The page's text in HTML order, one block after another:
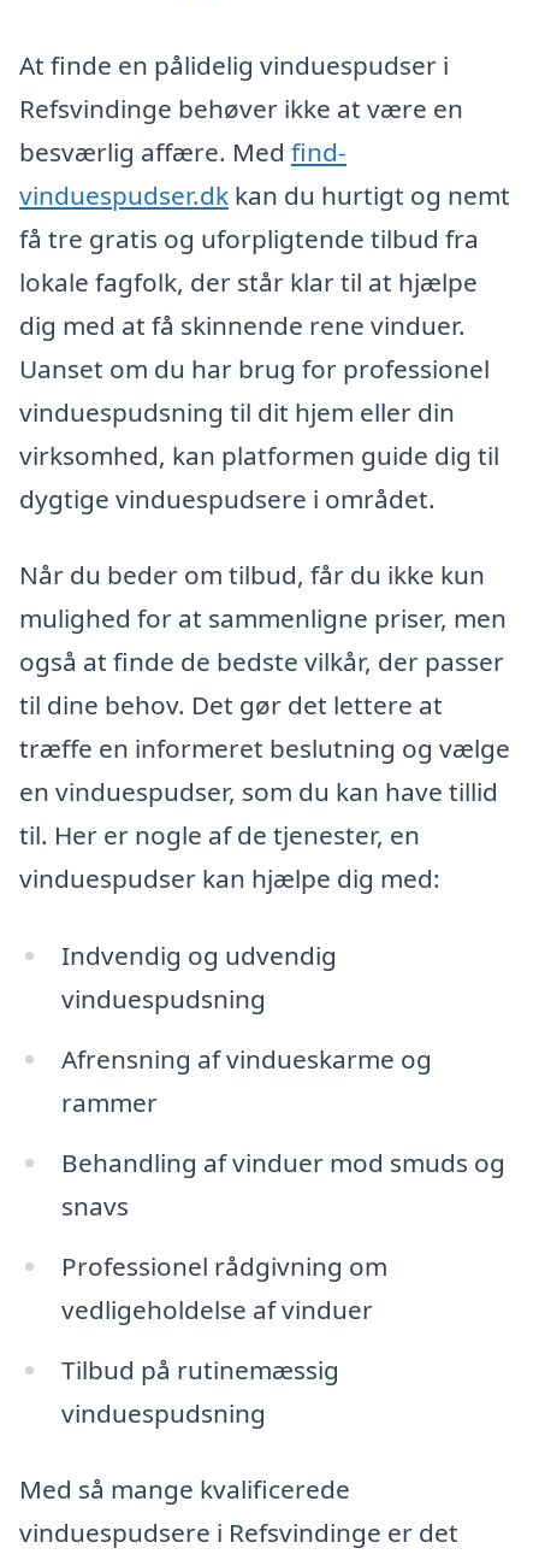
At finde en pålidelig vinduespudser i
Refsvindinge behøver ikke at være en
besværlig affære. Med find-
vinduespudser.dk kan du hurtigt og nemt
få tre gratis og uforpligtende tilbud fra
lokale fagfolk, der står klar til at hjælpe
dig med at få skinnende rene vinduer.
Uanset om du har brug for professionel
vinduespudsning til dit hjem eller din
virksomhed, kan platformen guide dig til
dygtige vinduespudsere i området.
Når du beder om tilbud, får du ikke kun
mulighed for at sammenligne priser, men
også at finde de bedste vilkår, der passer
til dine behov. Det gør det lettere at
træffe en informeret beslutning og vælge
en vinduespudser, som du kan have tillid
til. Her er nogle af de tjenester, en
vinduespudser kan hjælpe dig med:
Indvendig og udvendig
vinduespudsning
Afrensning af vindueskarme og
rammer
Behandling af vinduer mod smuds og
snavs
Professionel rådgivning om
vedligeholdelse af vinduer
Tilbud på rutinemæssig
vinduespudsning
Med så mange kvalificerede
vinduespudsere i Refsvindinge er det